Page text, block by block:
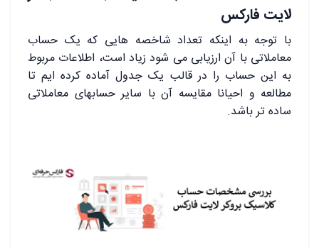
لایت فارکس
با توجه به اینکه تعداد شاخصه هایی که یک حساب
معاملاتی با آن ارزیابی می شود زیاد است، اطلاعات مربوط
به این حساب را در قالب یک جدول آماده کرده ایم تا
مطالعه و احیانا مقایسه آن با سایر حسابهای معاملاتی
ساده تر باشد.